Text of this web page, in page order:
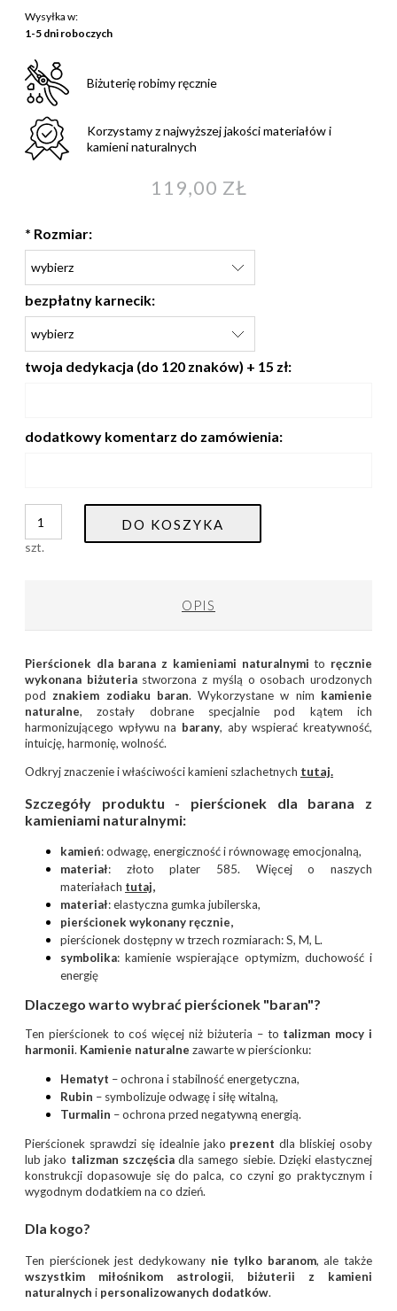
Wysyłka w:
1-5 dni roboczych
Biżuterię robimy ręcznie
Korzystamy z najwyższej jakości materiałów i
kamieni naturalnych
119,00 ZŁ
* Rozmiar:
bezpłatny karnecik:
twoja dedykacja (do 120 znaków) + 15 zł:
dodatkowy komentarz do zamówienia:
szt.
DO KOSZYKA
OPIS
Pierścionek dla barana z kamieniami naturalnymi to ręcznie
wykonana biżuteriastworzona z myślą o osobach urodzonych
podznakiem zodiaku baran. Wykorzystane w nim kamienie
naturalne, zostały dobrane specjalnie pod kątem ich
harmonizującego wpływu na barany, aby wspierać kreatywność,
intuicję, harmonię, wolność.
Odkryj znaczenie i właściwości kamieni szlachetnych tutaj.
Szczegóły produktu - pierścionek dla barana z
kamieniami naturalnymi:
kamień: odwagę, energiczność i równowagę emocjonalną,
materiał: złoto plater 585. Więcej o naszych
materiałach tutaj,
materiał: elastyczna gumka jubilerska,
pierścionek wykonany ręcznie,
pierścionek dostępny w trzech rozmiarach: S, M, L.
symbolika: kamienie wspierające optymizm, duchowość i
energię
Dlaczego warto wybrać pierścionek "baran"?
Ten pierścionek to coś więcej niż biżuteria – to talizman mocy i
harmonii. Kamienie naturalne zawarte w pierścionku:
Hematyt – ochrona i stabilność energetyczna,
Rubin – symbolizuje odwagę i siłę witalną,
Turmalin – ochrona przed negatywną energią.
Pierścionek sprawdzi się idealnie jako prezent dla bliskiej osoby
lub jako talizman szczęściadla samego siebie. Dzięki elastycznej
konstrukcji dopasowuje się do palca, co czyni go praktycznym i
wygodnym dodatkiem na co dzień.
Dla kogo?
Ten pierścionek jest dedykowany nie tylko baranom, ale także
wszystkim miłośnikom
astrologii, biżuterii z kamieni
naturalnych i personalizowanych dodatków.